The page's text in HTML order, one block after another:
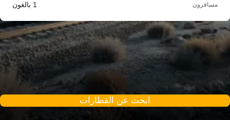
مسافرون 1 بالغون
ابحث عن القطارات